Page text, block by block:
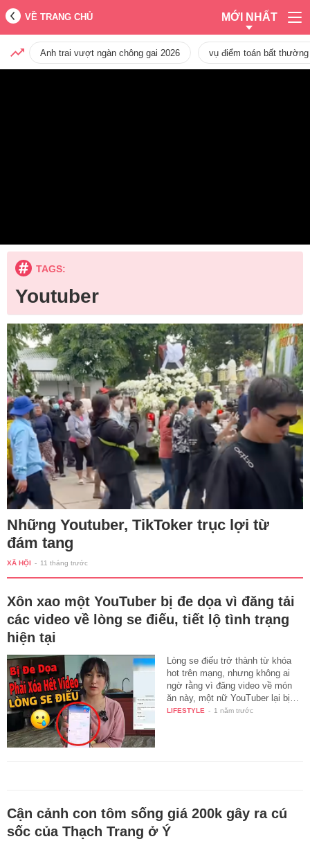
VỀ TRANG CHỦ MỚI NHẤT
Anh trai vượt ngàn chông gai 2026 vụ điểm toán bất
TAGS:
Youtuber
Những Youtuber, TikToker trục lợi từ
đám tang
XÃ HỘI - 11 tháng trước
Xôn xao một YouTuber bị đe dọa vì đăng tải
các video về lòng se điếu, tiết lộ tình trạng
hiện tại
Lòng se điếu trở thành từ khóa
hot trên mạng, nhưng không ai
ngờ rằng vì đăng video về món
ăn này, một nữ YouTuber lại bị…
LIFESTYLE - 1 năm trước
Cận cảnh con tôm sống giá 200k gây ra cú
sốc của Thạch Trang ở Ý